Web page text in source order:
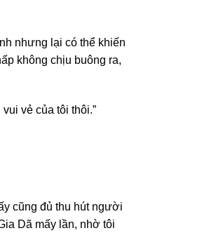
nhưng lại có thể khiến
không chịu buông ra,
vẻ của tôi thôi.”
cũng đủ thu hút người
Dã mấy lần, nhờ tôi